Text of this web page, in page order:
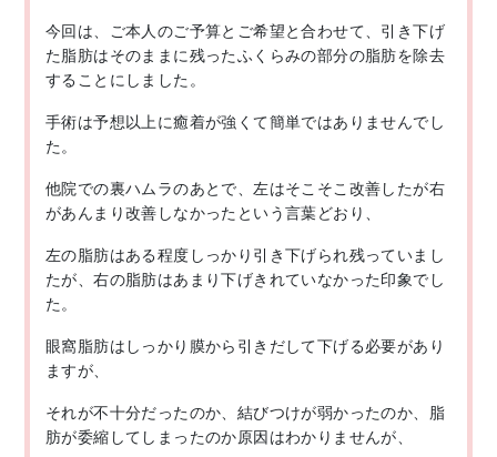
今回は、ご本人のご予算とご希望と合わせて、引き下げ
た脂肪はそのままに残ったふくらみの部分の脂肪を除去
することにしました。
手術は予想以上に癒着が強くて簡単ではありませんでし
た。
他院での裏ハムラのあとで、左はそこそこ改善したが右
があんまり改善しなかったという言葉どおり、
左の脂肪はある程度しっかり引き下げられ残っていまし
たが、右の脂肪はあまり下げきれていなかった印象でし
た。
眼窩脂肪はしっかり膜から引きだして下げる必要があり
ますが、
それが不十分だったのか、結びつけが弱かったのか、脂
肪が委縮してしまったのか原因はわかりませんが、